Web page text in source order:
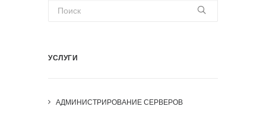
УСЛУГИ
АДМИНИСТРИРОВАНИЕ СЕРВЕРОВ